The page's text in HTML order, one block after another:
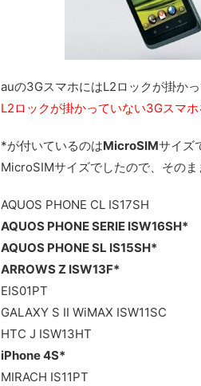
auの3GスマホにはL2ロックが掛か
L2ロックが掛かっていない3Gスマホ
*が付いているのはMicroSIMサイズ
MicroSIMサイズでしたので、そのま
AQUOS PHONE CL IS17SH
AQUOS PHONE SERIE ISW16SH*
AQUOS PHONE SL IS15SH*
ARROWS Z ISW13F*
EIS01PT
GALAXY S II WiMAX ISW11SC
HTC J ISW13HT
iPhone 4S*
MIRACH IS11PT